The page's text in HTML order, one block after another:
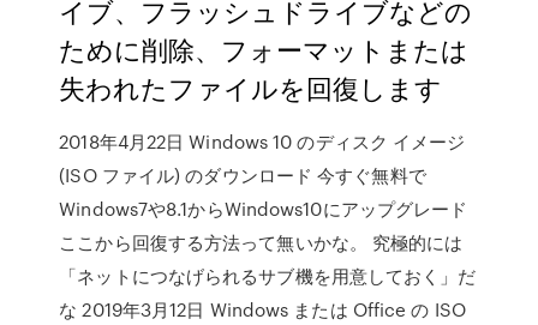
イブ、フラッシュドライブなどの
ために削除、フォーマットまたは
失われたファイルを回復します
2018年4月22日 Windows 10 のディスク イメージ
(ISO ファイル) のダウンロード 今すぐ無料で
Windows7や8.1からWindows10にアップグレード
ここから回復する方法って無いかな。 究極的には
「ネットにつなげられるサブ機を用意しておく」だ
な 2019年3月12日 Windows または Office の ISO